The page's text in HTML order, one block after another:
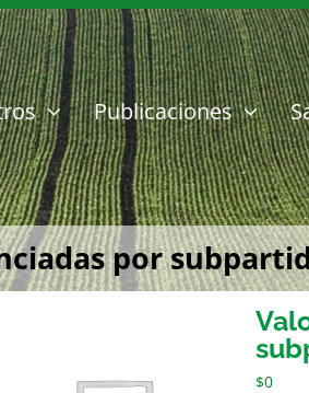
Publicaciones
por
$0